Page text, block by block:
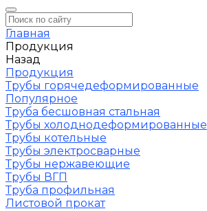
Главная
Продукция
Назад
Продукция
Трубы горячедеформированные
Популярное
Труба бесшовная стальная
Трубы холоднодеформированные
Трубы котельные
Трубы электросварные
Трубы нержавеющие
Трубы ВГП
Труба профильная
Листовой прокат